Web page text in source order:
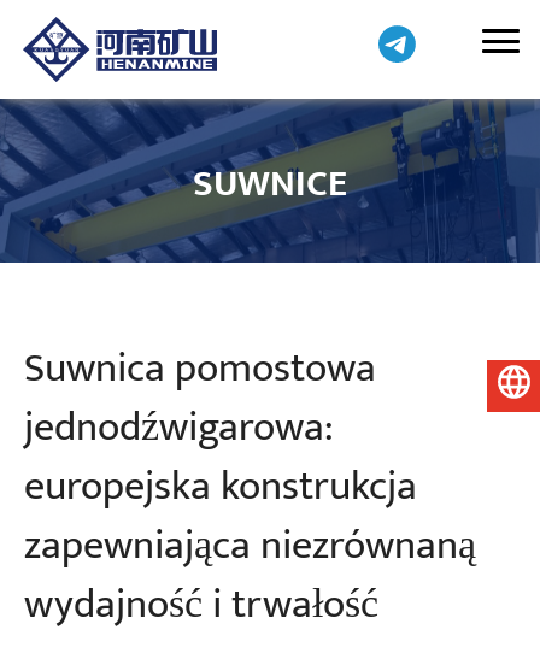
SUWNICE
Suwnica pomostowa
jednodźwigarowa:
europejska konstrukcja
zapewniająca niezrównaną
wydajność i trwałość
Polski